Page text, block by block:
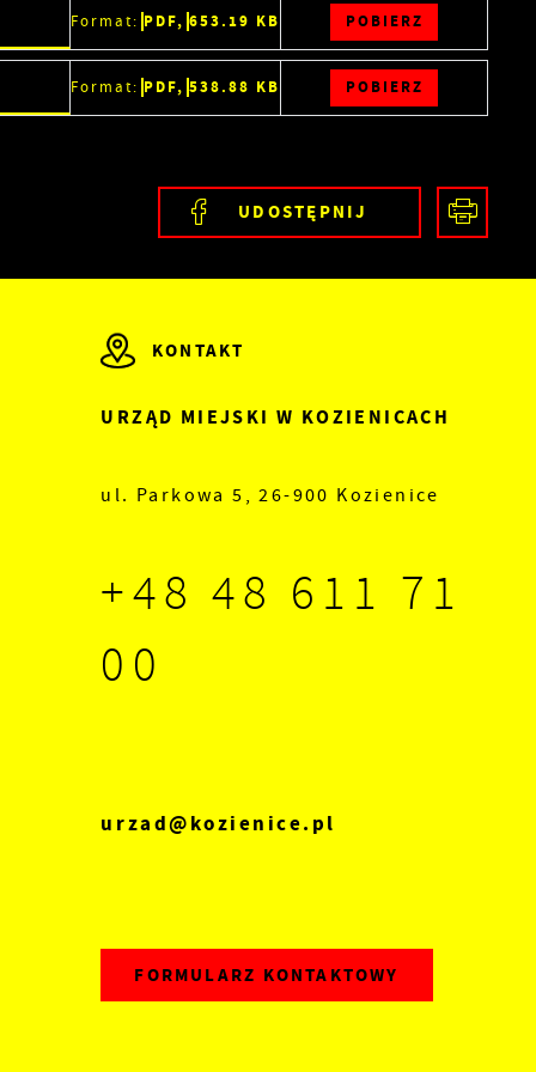
Format: PDF, 653.19 KB POBIERZ
Format: PDF, 538.88 KB POBIERZ
UDOSTĘPNIJ
KONTAKT
URZĄD MIEJSKI W KOZIENICACH
ul. Parkowa 5, 26-900 Kozienice
+48 48 611 71
00
urzad@kozienice.pl
FORMULARZ KONTAKTOWY